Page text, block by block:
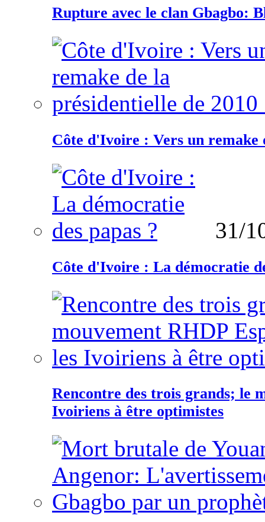
Rupture avec le clan Gbagbo:
Côte d'Ivoire : Vers un remake
31/
Côte d'Ivoire : La démocratie
Rencontre des trois grands; le
Ivoiriens à être optimistes